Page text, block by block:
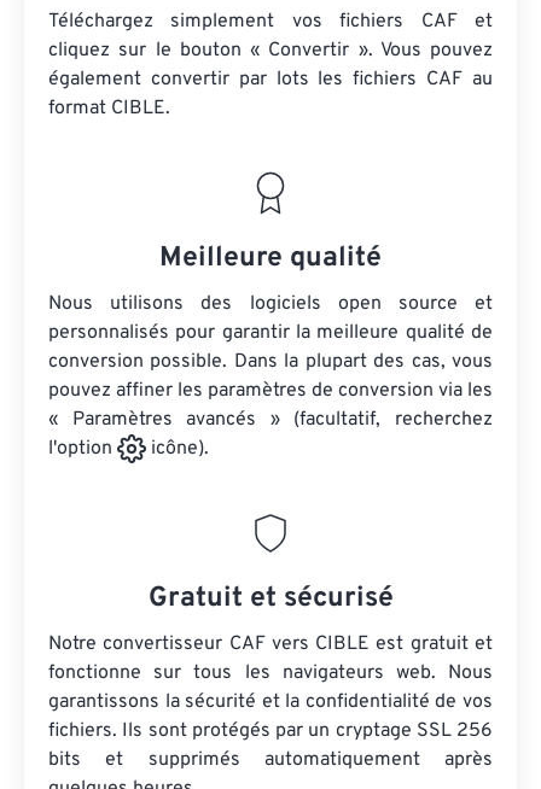
Téléchargez simplement vos fichiers CAF et
cliquez sur le bouton « Convertir ». Vous pouvez
également convertir par lots les fichiers CAF au
format CIBLE.
Meilleure qualité
Nous utilisons des logiciels open source et
personnalisés pour garantir la meilleure qualité de
conversion possible. Dans la plupart des cas, vous
pouvez affiner les paramètres de conversion via les
« Paramètres avancés » (facultatif, recherchez
l'option
icône).
Gratuit et sécurisé
Notre convertisseur CAF vers CIBLE est gratuit et
fonctionne sur tous les navigateurs web. Nous
garantissons la sécurité et la confidentialité de vos
fichiers. Ils sont protégés par un cryptage SSL 256
bits et supprimés automatiquement après